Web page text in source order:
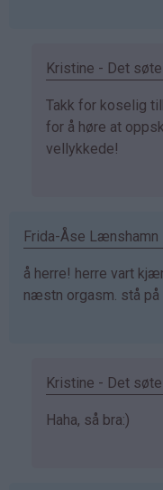
Kristine - Det
Som
svar
på
bekreftet)
Takk for koselig
for å høre at
vellykkede!
Frida-Åse Lænshamn
å herre! herre vart
næstn orgasm. stå på
Kristine - Det
Som
Haha, så bra:)